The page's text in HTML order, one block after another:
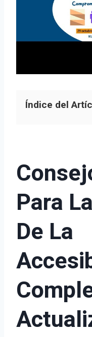
Índice del
Para
De La